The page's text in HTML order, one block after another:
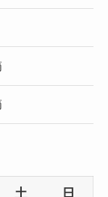
土 日